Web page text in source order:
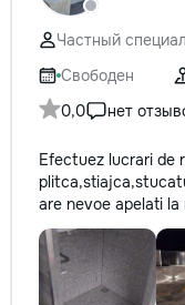
Частный
Свободен
0,0
нет
Efectuez lucrari de
are nevoe apelati